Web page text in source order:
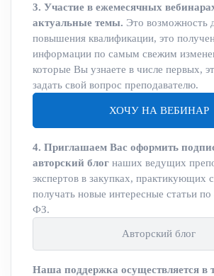
3. Участие в ежемесячных
актуальные темы. Это возможность
повышения квалификации, это
информации по самым свежим
которые Вы узнаете в числе первых,
задать свой вопрос преподавателю.
ХОЧУ НА ВЕБИНАР
4. Приглашаем Вас оформить
авторский блог наших ведущих
экспертов в закупках, практикующих
получать новые интересные статьи
ФЗ.
Авторский блог
Наша поддержка осуществляется в